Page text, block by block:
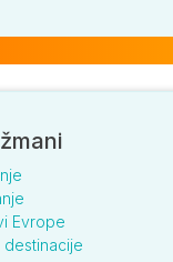
Evrope
destinacije